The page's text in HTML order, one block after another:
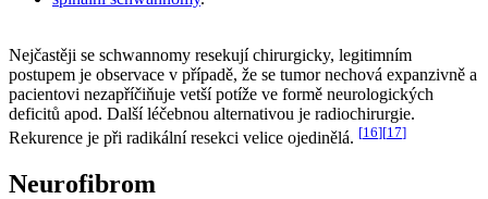
Nejčastěji se schwannomy resekují chirurgicky, legitimním
postupem je observace v případě, že se tumor nechová expanzivně a
pacientovi nezapříčiňuje vetší potíže ve formě neurologických
deficitů apod. Další léčebnou alternativou je radiochirurgie.
Rekurence je při radikální resekci velice ojedinělá. [16][17]
Neurofibrom